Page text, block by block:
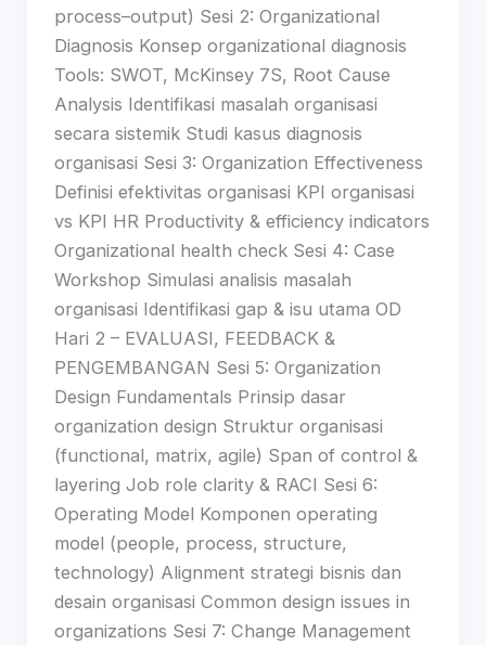
process–output) Sesi 2: Organizational
Diagnosis Konsep organizational diagnosis
Tools: SWOT, McKinsey 7S, Root Cause
Analysis Identifikasi masalah organisasi
secara sistemik Studi kasus diagnosis
organisasi Sesi 3: Organization Effectiveness
Definisi efektivitas organisasi KPI organisasi
vs KPI HR Productivity & efficiency indicators
Organizational health check Sesi 4: Case
Workshop Simulasi analisis masalah
organisasi Identifikasi gap & isu utama OD
Hari 2 – EVALUASI, FEEDBACK &
PENGEMBANGAN Sesi 5: Organization
Design Fundamentals Prinsip dasar
organization design Struktur organisasi
(functional, matrix, agile) Span of control &
layering Job role clarity & RACI Sesi 6:
Operating Model Komponen operating
model (people, process, structure,
technology) Alignment strategi bisnis dan
desain organisasi Common design issues in
organizations Sesi 7: Change Management